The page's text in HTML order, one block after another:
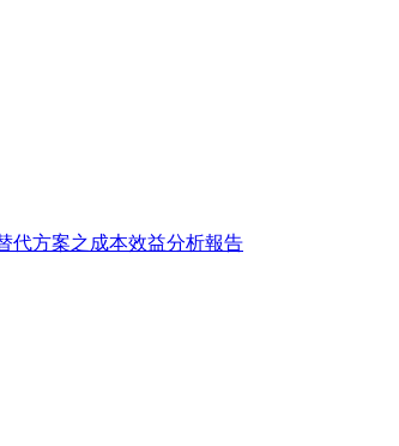
代方案之成本效益分析報告